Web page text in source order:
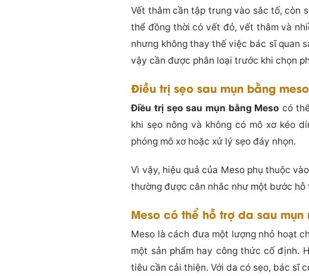
Vết thâm cần tập trung vào sắc tố, còn
thể đồng thời có vết đỏ, vết thâm và
nhưng không thay thế việc bác sĩ quan
vậy cần được phân loại trước khi chọn
Điều trị sẹo sau mụn bằng
Điều trị sẹo sau mụn bằng Meso có
khi sẹo nông và không có mô xơ kéo
phóng mô xơ hoặc xử lý sẹo đáy nhọn.
Vì vậy, hiệu quả của Meso phụ thuộc
thường được cân nhắc như một bước
Meso có thể hỗ trợ da sau mụn
Meso là cách đưa một lượng nhỏ hoạt
một sản phẩm hay công thức cố định.
tiêu cần cải thiện. Với da có sẹo, bác sĩ